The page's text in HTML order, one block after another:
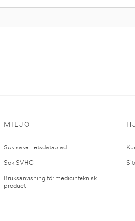
MILJÖ
Sök säkerhetsdatablad
Sök SVHC
Bruksanvisning för medicinteknisk
product